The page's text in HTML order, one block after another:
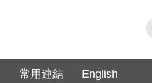
常用連結 English